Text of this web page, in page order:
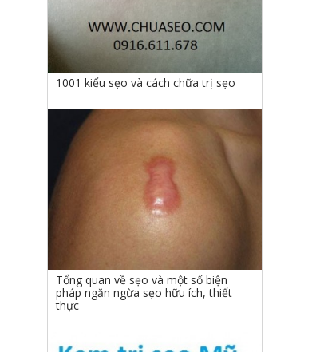
1001 kiểu sẹo và cách chữa trị sẹo
Tổng quan về sẹo và một số biện
pháp ngăn ngừa sẹo hữu ích, thiết
thực